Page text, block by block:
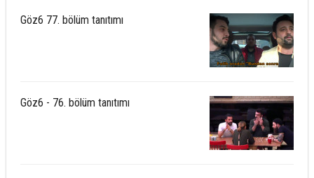
Göz6 77. bölüm tanıtımı
Göz6 - 76. bölüm tanıtımı